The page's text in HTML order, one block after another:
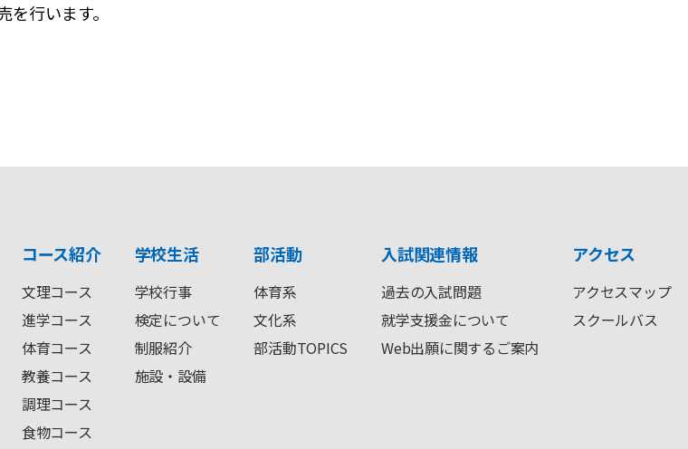
行います。
コース紹介
文理コース
進学コース
体育コース
教養コース
調理コース
食物コース
学校生活
学校行事
検定について
制服紹介
施設・設備
部活動
体育系
文化系
部活動TOPICS
入試関連情報
過去の入試問題
就学支援金について
Web出願に関するご案内
アクセス
アクセスマップ
スクールバス